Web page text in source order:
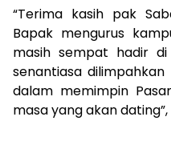
“Terima kasih pak
Bapak mengurus
masih sempat hadir
senantiasa
dalam memimpin
masa yang akan